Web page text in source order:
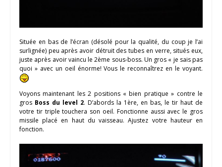
Située en bas de l’écran (désolé pour la qualité, du coup je l’ai
surlignée) peu après avoir détruit des tubes en verre, situés eux,
juste après avoir vaincu le 2ème sous-boss. Un gros « je sais pas
quoi » avec un oeil énorme! Vous le reconnaîtrez en le voyant.
Voyons maintenant les 2 positions « bien pratique » contre le
gros Boss du level 2. D’abords la 1ère, en bas, le tir haut de
votre tir triple touchera son oeil. Fonctionne aussi avec le gros
missile placé en haut du vaisseau. Ajustez votre hauteur en
fonction.